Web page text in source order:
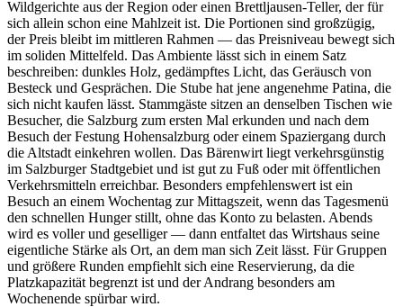
Wildgerichte aus der Region oder einen Brettljausen-Teller, der für
sich allein schon eine Mahlzeit ist. Die Portionen sind großzügig,
der Preis bleibt im mittleren Rahmen — das Preisniveau bewegt sich
im soliden Mittelfeld. Das Ambiente lässt sich in einem Satz
beschreiben: dunkles Holz, gedämpftes Licht, das Geräusch von
Besteck und Gesprächen. Die Stube hat jene angenehme Patina, die
sich nicht kaufen lässt. Stammgäste sitzen an denselben Tischen wie
Besucher, die Salzburg zum ersten Mal erkunden und nach dem
Besuch der Festung Hohensalzburg oder einem Spaziergang durch
die Altstadt einkehren wollen. Das Bärenwirt liegt verkehrsgünstig
im Salzburger Stadtgebiet und ist gut zu Fuß oder mit öffentlichen
Verkehrsmitteln erreichbar. Besonders empfehlenswert ist ein
Besuch an einem Wochentag zur Mittagszeit, wenn das Tagesmenü
den schnellen Hunger stillt, ohne das Konto zu belasten. Abends
wird es voller und geselliger — dann entfaltet das Wirtshaus seine
eigentliche Stärke als Ort, an dem man sich Zeit lässt. Für Gruppen
und größere Runden empfiehlt sich eine Reservierung, da die
Platzkapazität begrenzt ist und der Andrang besonders am
Wochenende spürbar wird.